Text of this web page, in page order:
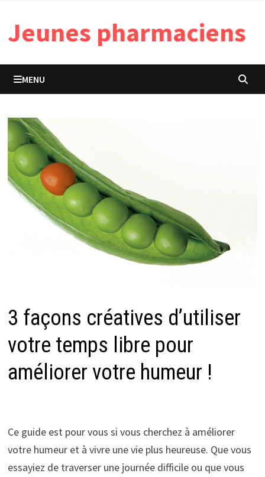
contenu
Jeunes pharmaciens
MENU
3 façons créatives d’utiliser
votre temps libre pour
améliorer votre humeur !
Ce guide est pour vous si vous cherchez à améliorer
votre humeur et à vivre une vie plus heureuse. Que vous
essayiez de traverser une journée difficile ou que vous